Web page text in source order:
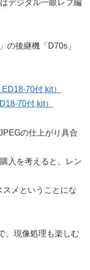
デジタル一眼レフ編
の後継機「D70s」
70付 kit）
の仕上がり具合
入を考えると、レン
メということにな
、現像処理も楽しむ